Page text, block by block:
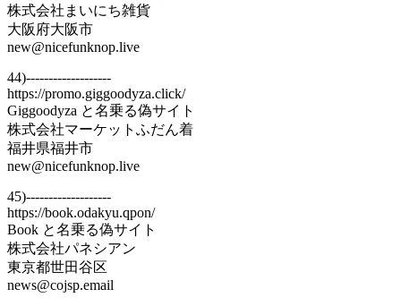
株式会社まいにち雑貨
大阪府大阪市
new@nicefunknop.live
44)-------------------
https://promo.giggoodyza.click/
Giggoodyza と名乗る偽サイト
株式会社マーケットふだん着
福井県福井市
new@nicefunknop.live
45)-------------------
https://book.odakyu.qpon/
Book と名乗る偽サイト
株式会社パネシアン
東京都世田谷区
news@cojsp.email